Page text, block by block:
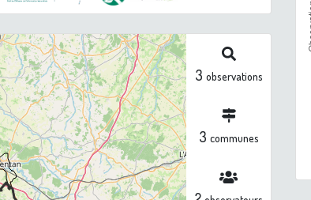
3 observations
3 communes